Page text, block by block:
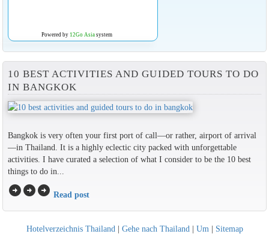
Powered by 12Go Asiasystem
10 BEST ACTIVITIES AND GUIDED TOURS TO DO
IN BANGKOK
Bangkok is very often your first port of call—or rather, airport of arrival
—in Thailand. It is a highly eclectic city packed with unforgettable
activities. I have curated a selection of what I consider to be the 10 best
things to do in...
arrow_circle_rightarrow_circle_rightarrow_circle_right Read post
Hotelverzeichnis Thailand| Gehe nach Thailand| Um| Sitemap